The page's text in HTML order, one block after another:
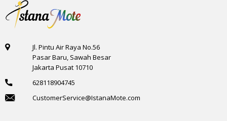
Jl. Pintu Air Raya No.56
Pasar Baru, Sawah Besar
Jakarta Pusat 10710
628118904745
CustomerService@IstanaMote.com